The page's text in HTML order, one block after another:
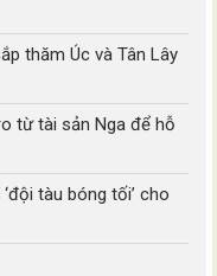
thăm Úc và Tân Lây
từ tài sản Nga để hỗ
tàu bóng tối’ cho